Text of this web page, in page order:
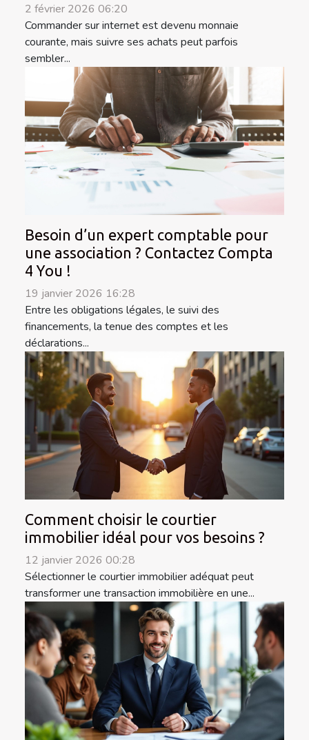
2 février 2026 06:20
Commander sur internet est devenu monnaie
courante, mais suivre ses achats peut parfois
sembler...
Besoin d’un expert comptable pour
une association ? Contactez Compta
4 You !
19 janvier 2026 16:28
Entre les obligations légales, le suivi des
financements, la tenue des comptes et les
déclarations...
Comment choisir le courtier
immobilier idéal pour vos besoins ?
12 janvier 2026 00:28
Sélectionner le courtier immobilier adéquat peut
transformer une transaction immobilière en une...